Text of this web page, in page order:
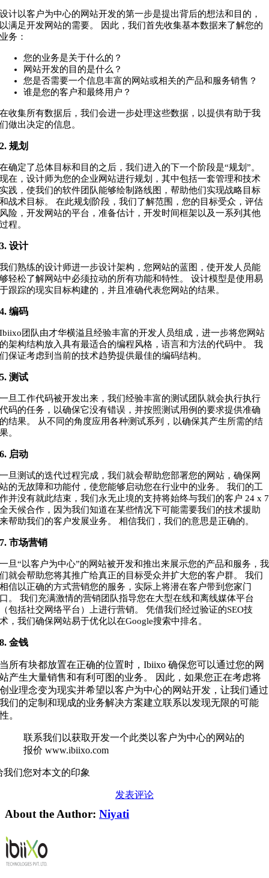
设计以客户为中心的网站开发的第一步是提出背后的想法和目的，
以满足开发网站的需要。 因此，我们首先收集基本数据来了解您的
业务：
您的业务是关于什么的？
网站开发的目的是什么？
您是否需要一个信息丰富的网站或相关的产品和服务销售？
谁是您的客户和最终用户？
在收集所有数据后，我们会进一步处理这些数据，以提供有助于我
们做出决定的信息。
2. 规划
在确定了总体目标和目的之后，我们进入的下一个阶段是“规划”。
现在，设计师为您的企业网站进行规划，其中包括一套管理和技术
实践，使我们的软件团队能够绘制路线图，帮助他们实现战略目标
和战术目标。 在此规划阶段，我们了解范围，您的目标受众，评估
风险，开发网站的平台，准备估计，开发时间框架以及一系列其他
过程。
3. 设计
我们熟练的设计师进一步设计架构，您网站的蓝图，使开发人员能
够轻松了解网站中必须拉动的所有功能和特性。 设计模型是使用易
于跟踪的现实目标构建的，并且准确代表您网站的结果。
4. 编码
Ibiixo团队由才华横溢且经验丰富的开发人员组成，进一步将您网站
的架构结构放入具有最适合的编程风格，语言和方法的代码中。 我
们保证考虑到当前的技术趋势提供最佳的编码结构。
5. 测试
一旦工作代码被开发出来，我们经验丰富的测试团队就会执行执行
代码的任务，以确保它没有错误，并按照测试用例的要求提供准确
的结果。 从不同的角度应用各种测试系列，以确保其产生所需的结
果。
6. 启动
一旦测试的迭代过程完成，我们就会帮助您部署您的网站，确保网
站的无故障和功能付，使您能够启动您在行业中的业务。 我们的工
作并没有就此结束，我们永无止境的支持将始终与我们的客户 24 x 7
全天候合作，因为我们知道在某些情况下可能需要我们的技术援助
来帮助我们的客户发展业务。 相信我们，我们的意思是正确的。
7. 市场营销
一旦“以客户为中心”的网站被开发和推出来展示您的产品和服务，我
们就会帮助您将其推广给真正的目标受众并扩大您的客户群。 我们
相信以正确的方式营销您的服务，实际上将潜在客户带到您家门
口。 我们充满激情的营销团队指导您在大型在线和离线媒体平台
（包括社交网络平台）上进行营销。 凭借我们经过验证的SEO技
术，我们确保网站易于优化以在Google搜索中排名。
8. 金钱
当所有块都放置在正确的位置时，Ibiixo 确保您可以通过您的网
站产生大量销售和有利可图的业务。 因此，如果您正在考虑将
创业理念变为现实并希望以客户为中心的网站开发，让我们通过
我们的定制和现成的业务解决方案建立联系以发现无限的可能
性。
联系我们以获取开发一个此类以客户为中心的网站的
报价 www.ibiixo.com
我们您对本文的印象
发表评论
About the Author: Niyati